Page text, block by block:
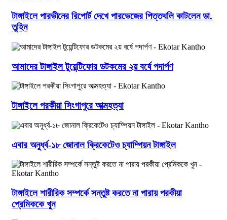
টাঙ্গাইলে পারভীনের রিপোর্ট দেখে পারভেজের পিত্তথলি কাটলেন ডা.
তুহিন
আমাদের টাঙ্গাইল টুয়েন্টিফোর ডটকমের ২য় বর্ষে পদার্পণ
টাঙ্গাইলে পরকীয়া সিংগাপুরে আত্মহত্যা
এবার অনুর্ধ্ব-১৮ জোনাল ক্রিকেটেও চ্যাম্পিয়ন টাঙ্গাইল
টাঙ্গাইলে শারীরিক সম্পর্কে সন্তুষ্ট করতে না পারায় পরকীয়া
প্রেমিককে খুন